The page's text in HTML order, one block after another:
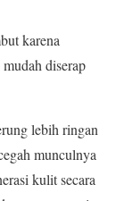
karena
diserap
lebih ringan
munculnya
kulit secara